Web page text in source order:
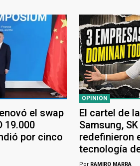
el swap
19.000
por cinco
OPINIÓN
El cartel de
Samsung,
redefinieron
tecnología
PorRAMIRO MARRA